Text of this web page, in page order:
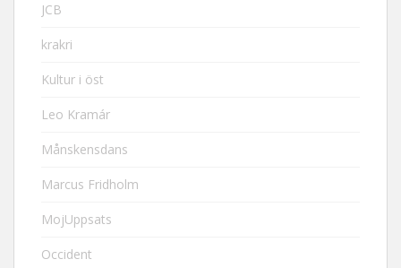
JCB
krakri
Kultur i öst
Leo Kramár
Månskensdans
Marcus Fridholm
MojUppsats
Occident